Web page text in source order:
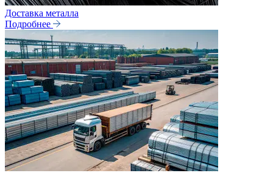
Доставка металла
Подробнее